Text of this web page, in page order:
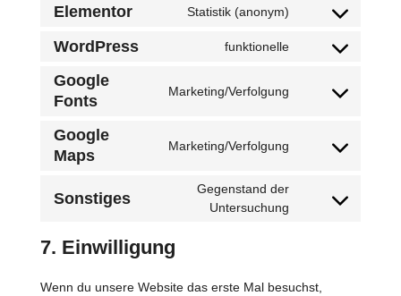
Elementor Statistik (anonym)
Consent
service
WordPress funktionelle
Consent
service
Google
Fonts
Marketing/Verfolgung
Consent
google-
Google
Maps
Marketing/Verfolgung
Consent
google-
Sonstiges
Gegenstand der
Untersuchung
Consent
7. Einwilligung
Wenn du unsere Website das erste Mal besuchst,